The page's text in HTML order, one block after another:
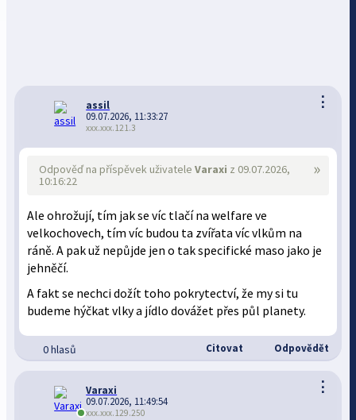
⋮
assil
09.07.2026, 11:33:27
xxx.xxx.121.3
»
Odpověď na příspěvek uživateleVaraxi z 09.07.2026,
10:16:22
Ale ohrožují, tím jak se víc tlačí na welfare ve
velkochovech, tím víc budou ta zvířata víc vlkům na
ráně. A pak už nepůjde jen o tak specifické maso jako je
jehněčí.
A fakt se nechci dožít toho pokrytectví, že my si tu
budeme hýčkat vlky a jídlo dovážet přes půl planety.
0 hlasů Citovat Odpovědět
⋮
Varaxi
09.07.2026, 11:49:54
xxx.xxx.129.250